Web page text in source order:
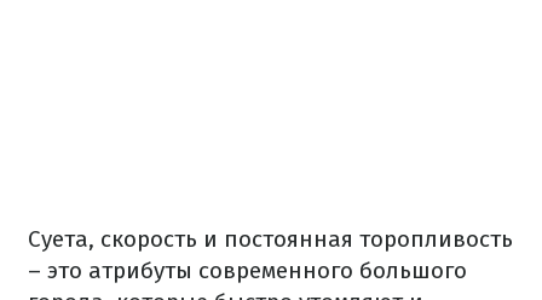
Суета, скорость и постоянная торопливость
– это атрибуты современного большого